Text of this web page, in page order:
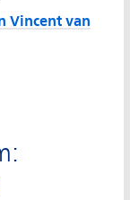
Vincent van